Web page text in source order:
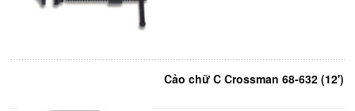
Cảo chữ C Crossman 68-632 (12')